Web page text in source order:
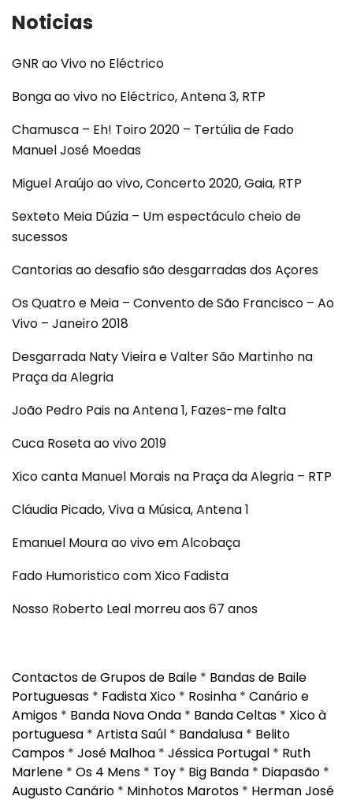
Noticias
GNR ao Vivo no Eléctrico
Bonga ao vivo no Eléctrico, Antena 3, RTP
Chamusca – Eh! Toiro 2020 – Tertúlia de Fado
Manuel José Moedas
Miguel Araújo ao vivo, Concerto 2020, Gaia, RTP
Sexteto Meia Dúzia – Um espectáculo cheio de
sucessos
Cantorias ao desafio são desgarradas dos Açores
Os Quatro e Meia – Convento de São Francisco – Ao
Vivo – Janeiro 2018
Desgarrada Naty Vieira e Valter São Martinho na
Praça da Alegria
João Pedro Pais na Antena 1, Fazes-me falta
Cuca Roseta ao vivo 2019
Xico canta Manuel Morais na Praça da Alegria – RTP
Cláudia Picado, Viva a Música, Antena 1
Emanuel Moura ao vivo em Alcobaça
Fado Humoristico com Xico Fadista
Nosso Roberto Leal morreu aos 67 anos
Contactos de Grupos de Baile * Bandas de Baile
Portuguesas * Fadista Xico * Rosinha * Canário e
Amigos * Banda Nova Onda * Banda Celtas * Xico à
portuguesa * Artista Saúl * Bandalusa * Belito
Campos * José Malhoa * Jéssica Portugal * Ruth
Marlene * Os 4 Mens * Toy * Big Banda * Diapasão *
Augusto Canário * Minhotos Marotos * Herman José